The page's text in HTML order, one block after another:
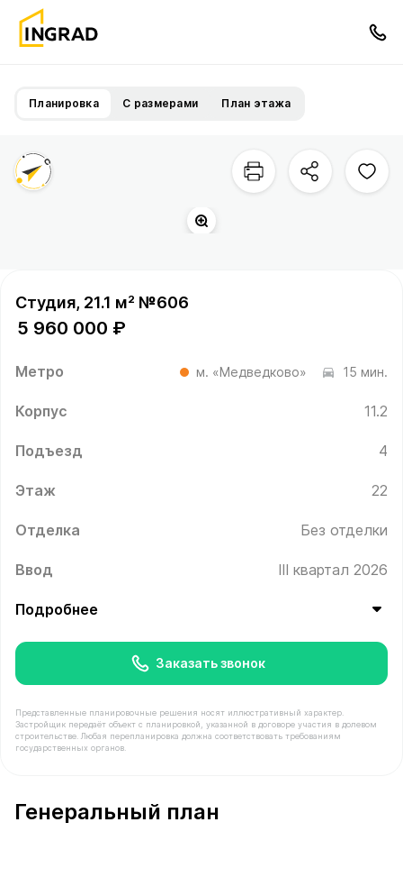
Планировка С размерами План этажа
Студия, 21.1 м² №606
5 960 000 ₽
Метро м. «Медведково» 15 мин.
Корпус 11.2
Подъезд 4
Этаж 22
Отделка Без отделки
Ввод III квартал 2026
Подробнее
Заказать звонок
Представленные планировочные решения носят иллюстративный характер.
Застройщик передаёт объект с планировкой, указанной в договоре участия в долевом
строительстве. Любая перепланировка должна соответствовать требованиям
государственных органов.
Генеральный план